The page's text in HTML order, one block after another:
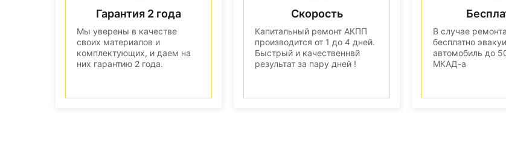
Гарантия 2 года
Мы уверены в качестве
своих материалов и
комплектующих, и даем на
них гарантию 2 года.
Скорость
Капитальный ремонт АКПП
производится от 1 до 4 дней.
Быстрый и качественнвй
результат за пару дней !
В случае
бесплатно
автомобиль до
МКАД-а